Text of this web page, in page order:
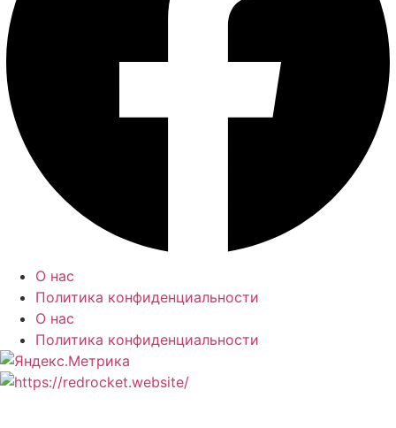
О нас
Политика конфиденциальности
О нас
Политика конфиденциальности